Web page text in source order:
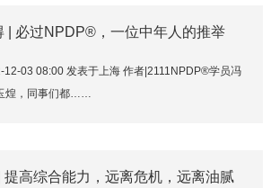
| 必过NPDP®，一位中年人的推举
发表于上海 作者|2111NPDP®学员冯
煌，同事们都……
提高综合能力，远离危机，远离油腻